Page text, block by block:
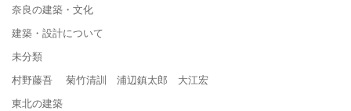
奈良の建築・文化
建築・設計について
未分類
村野藤吾 菊竹清訓 浦辺鎮太郎 大江宏
東北の建築